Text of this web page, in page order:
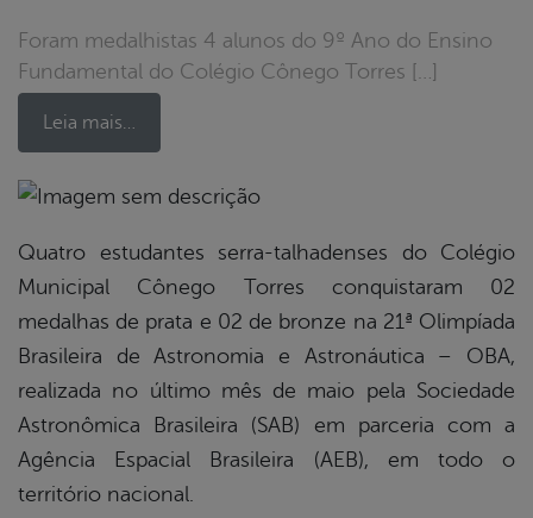
Foram medalhistas 4 alunos do 9º Ano do Ensino
Fundamental do Colégio Cônego Torres […]
Leia mais…
Quatro estudantes serra-talhadenses do Colégio
Municipal Cônego Torres conquistaram 02
medalhas de prata e 02 de bronze na 21ª Olimpíada
Brasileira de Astronomia e Astronáutica – OBA,
realizada no último mês de maio pela Sociedade
Astronômica Brasileira (SAB) em parceria com a
Agência Espacial Brasileira (AEB), em todo o
território nacional.